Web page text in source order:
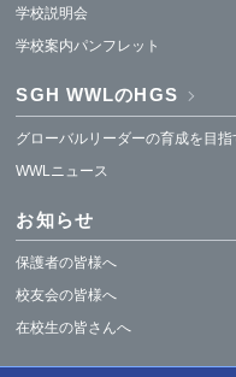
学校説明会
学校案内パンフレット
SGH WWLのHGS
グローバルリーダーの育成を目
WWLニュース
お知らせ
保護者の皆様へ
校友会の皆様へ
在校生の皆さんへ